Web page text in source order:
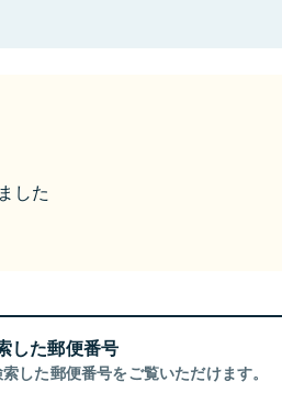
した
した郵便番号
した郵便番号をご覧いただけます。